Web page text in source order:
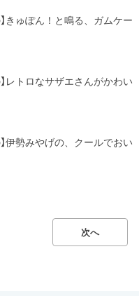
きゅぽん！と鳴る、ガムケー
レトロなサザエさんがかわい
伊勢みやげの、クールでおい
次へ